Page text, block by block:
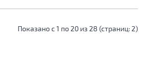
Показано с 1 по 20 из 28 (страниц: 2)